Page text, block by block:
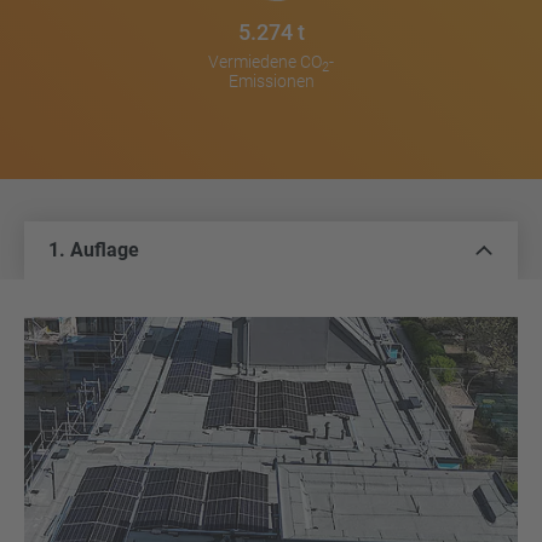
5.274 t
Vermiedene CO2-
Emissionen
1. Auflage